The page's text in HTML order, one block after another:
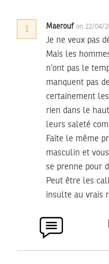
1 Maerouf on 22/04/
Je ne veux pas
Mais les
n’ont pas le
manquent pas
certainement
rien dans le
leurs saleté
Faite le même
masculin et
se prenne pour
Peut être les
insulte au vrais